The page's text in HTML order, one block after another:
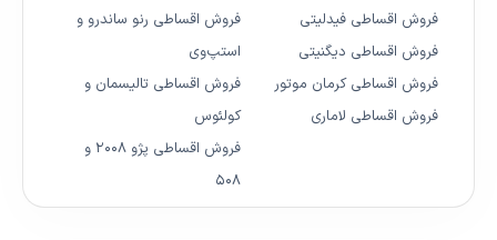
فروش اقساطی فیدلیتی
فروش اقساطی دیگنیتی
فروش اقساطی کرمان موتور
فروش اقساطی لاماری
فروش اقساطی رنو ساندرو و
استپ‌وی
فروش اقساطی تالیسمان و
کولئوس
فروش اقساطی پژو ۲۰۰۸ و
۵۰۸